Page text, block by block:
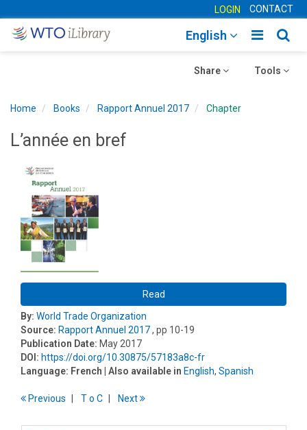
LOGIN CONTACT
Toggle
English
Toggle
Tools
Toggle
Share
Home Books Rapport Annuel 2017 Chapter
L’année en bref
Read
By: World Trade Organization
Source: Rapport Annuel 2017, pp 10-19
Publication Date: May 2017
DOI: https://doi.org/10.30875/57183a8c-fr
Language: French | Also available in English, Spanish
Previous To C Next